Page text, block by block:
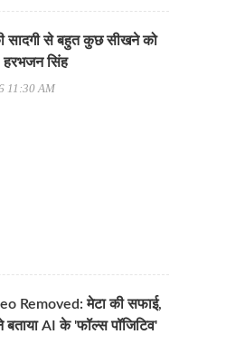
सादगी से बहुत कुछ सीखने को
हरभजन सिंह
11:30 AM
Removed: मेटा की सफाई,
बताया AI के 'फॉल्स पॉजिटिव'